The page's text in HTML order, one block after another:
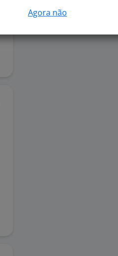
Agora não